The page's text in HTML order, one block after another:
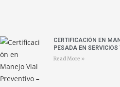
CERTIFICACIÓN EN
PESADA EN
Read More »